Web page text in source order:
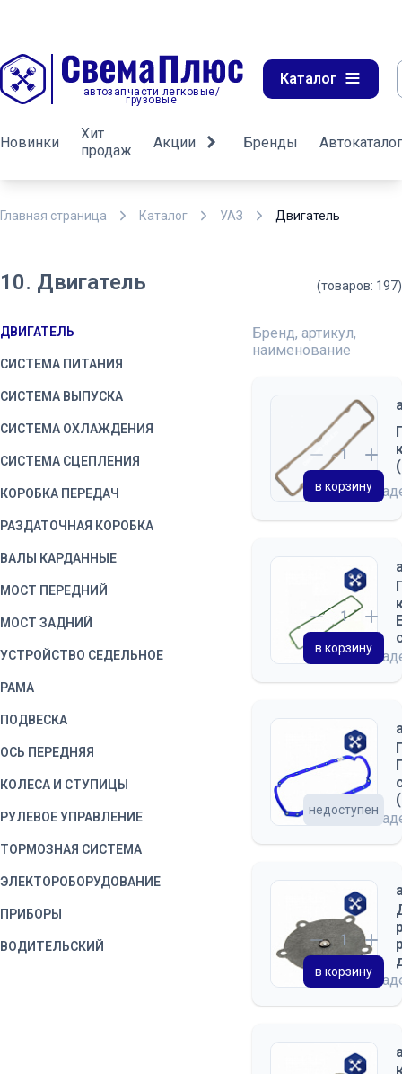
автозапчасти легковые/
грузовые
Каталог
Новинки
Хит
продаж
Акции Бренды Автокаталог
Главная страница Каталог УАЗ Двигатель
10. Двигатель (товаров: 197)
ДВИГАТЕЛЬ
СИСТЕМА ПИТАНИЯ
СИСТЕМА ВЫПУСКА
СИСТЕМА ОХЛАЖДЕНИЯ
СИСТЕМА СЦЕПЛЕНИЯ
КОРОБКА ПЕРЕДАЧ
РАЗДАТОЧНАЯ КОРОБКА
ВАЛЫ КАРДАННЫЕ
МОСТ ПЕРЕДНИЙ
МОСТ ЗАДНИЙ
УСТРОЙСТВО СЕДЕЛЬНОЕ
РАМА
ПОДВЕСКА
ОСЬ ПЕРЕДНЯЯ
КОЛЕСА И СТУПИЦЫ
РУЛЕВОЕ УПРАВЛЕНИЕ
ТОРМОЗНАЯ СИСТЕМА
ЭЛЕКТОРОБОРУДОВАНИЕ
ПРИБОРЫ
ВОДИТЕЛЬСКИЙ
Бренд, артикул,
наименование
на
в корзину
на
в корзину
на
недоступен
на
в корзину